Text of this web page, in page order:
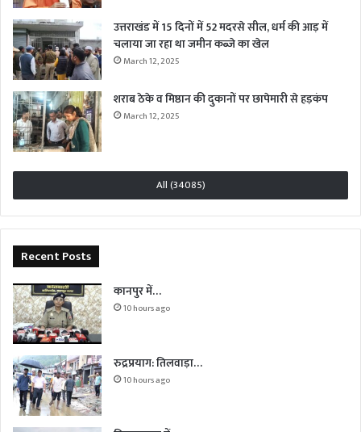
उत्तराखंड में 15 दिनों में 52 मदरसे सील, धर्म की आड़ में
चलाया जा रहा था जमीन कब्जे का खेल
March 12, 2025
शराब ठेके व मिष्ठान की दुकानों पर छापेमारी से हड़कंप
March 12, 2025
All (34085)
Recent Posts
कानपुर में…
10 hours ago
रुद्रप्रयाग: तिलवाड़ा…
10 hours ago